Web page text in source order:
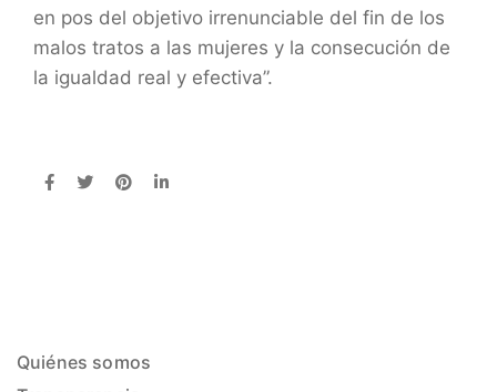
en pos del objetivo irrenunciable del fin de los
malos tratos a las mujeres y la consecución de
la igualdad real y efectiva”.
Quiénes somos